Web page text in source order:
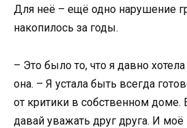
Для неё – ещё одно нарушение
накопилось за годы.
– Это было то, что я давно
она. – Я устала быть всегда
от критики в собственном доме.
давай уважать друг друга. И